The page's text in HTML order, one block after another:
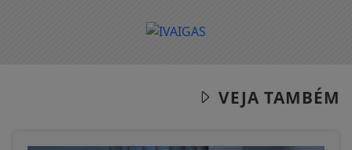
VEJA TAMBÉM